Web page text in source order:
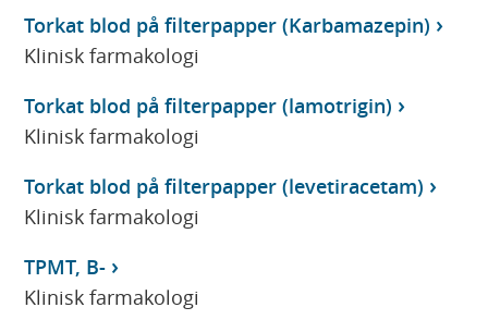
Torkat blod på filterpapper (Karbamazepin)
Klinisk farmakologi
Torkat blod på filterpapper (lamotrigin)
Klinisk farmakologi
Torkat blod på filterpapper (levetiracetam)
Klinisk farmakologi
TPMT, B-
Klinisk farmakologi